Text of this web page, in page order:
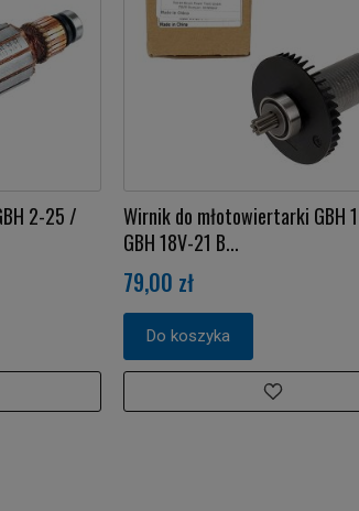
2-25 /
Wirnik do młotowiertarki GBH
GBH 18V-21 B...
79,00 zł
Do koszyka